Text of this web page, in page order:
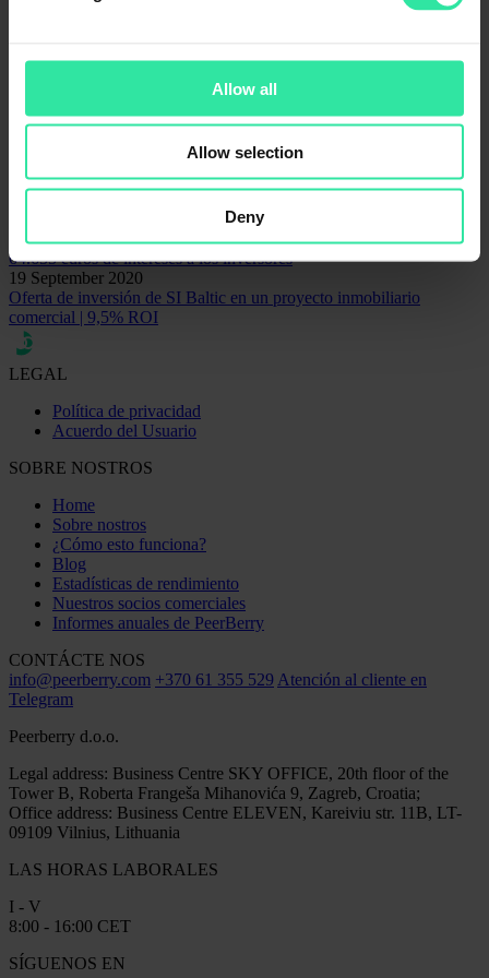
Allow all
Allow selection
Deny
Responsable de marketing y comunicaciones
Related articles
03 September 2025
Litelektra reembolsó un préstamo de 675.000 de euros, pagando
64.655 euros de intereses a los inversores
19 September 2020
Oferta de inversión de SI Baltic en un proyecto inmobiliario
comercial | 9,5% ROI
LEGAL
Política de privacidad
Acuerdo del Usuario
SOBRE NOSTROS
Home
Sobre nostros
¿Cómo esto funciona?
Blog
Estadísticas de rendimiento
Nuestros socios comerciales
Informes anuales de PeerBerry
CONTÁCTE NOS
info@peerberry.com +370 61 355 529 Atención al cliente en
Telegram
Peerberry d.o.o.
Legal address: Business Centre SKY OFFICE, 20th floor of the
Tower B, Roberta Frangeša Mihanovića 9, Zagreb, Croatia;
Office address: Business Centre ELEVEN, Kareiviu str. 11B, LT-
09109 Vilnius, Lithuania
LAS HORAS LABORALES
I - V
8:00 - 16:00 CET
SÍGUENOS EN